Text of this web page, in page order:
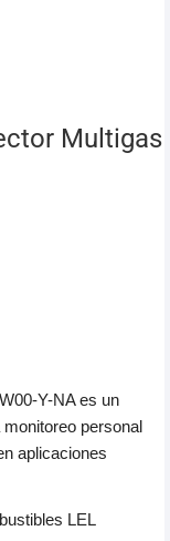
Multigas
Y-NA es un
personal
aplicaciones
LEL